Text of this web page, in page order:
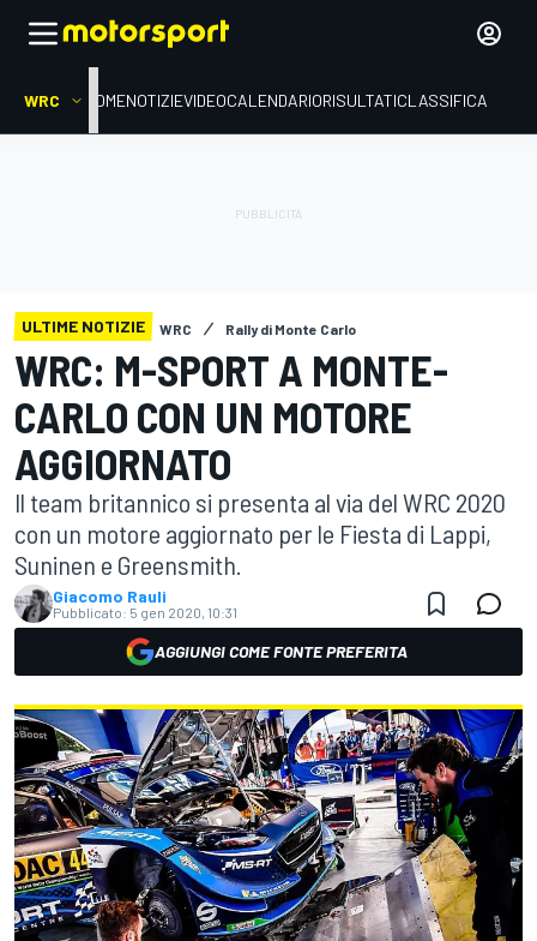
WRC HOMENOTIZIEVIDEOCALENDARIORISULTATICLASSIFICA
ULTIME NOTIZIE WRC Rally di Monte Carlo
WRC: M-SPORT A MONTE-
CARLO CON UN MOTORE
AGGIORNATO
Il team britannico si presenta al via del WRC 2020
con un motore aggiornato per le Fiesta di Lappi,
Suninen e Greensmith.
Giacomo Rauli
Pubblicato: 5 gen 2020, 10:31
AGGIUNGI COME FONTE PREFERITA